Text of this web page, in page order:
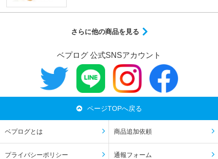
さらに他の商品を見る
ベプログ 公式SNSアカウント
ページTOPへ戻る
ベプログとは 商品追加依頼
プライバシーポリシー 通報フォーム